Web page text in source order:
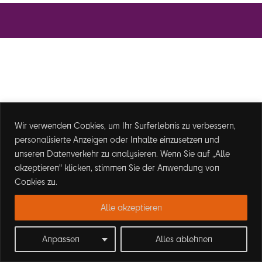
Wir verwenden Cookies, um Ihr Surferlebnis zu verbessern,
personalisierte Anzeigen oder Inhalte einzusetzen und
unseren Datenverkehr zu analysieren. Wenn Sie auf „Alle
akzeptieren" klicken, stimmen Sie der Anwendung von
Cookies zu.
Anpassen Alles ablehnen
Alle akzeptieren